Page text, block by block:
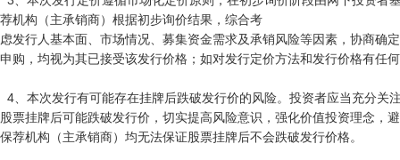
荐机构（主承销商）根据初步询价结果，综合考
虑发行人基本面、市场情况、募集资金需求及承销风险等因素，协商确
申购，均视为其已接受该发行价格；如对发行定价方法和发行价格有任
股票挂牌后可能跌破发行价，切实提高风险意识，强化价值投资理念，
保荐机构（主承销商）均无法保证股票挂牌后不会跌破发行价格。